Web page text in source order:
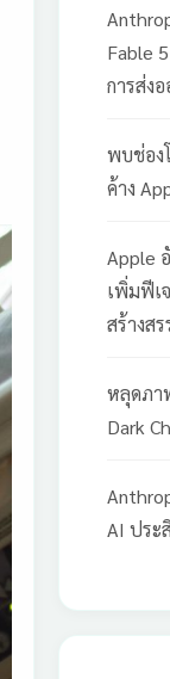
Fable
การส่งอ
พบช่อง
ค้าง
Apple
เพิ่มฟีเ
สร้างสร
หลุดภา
Dark
AI ประ